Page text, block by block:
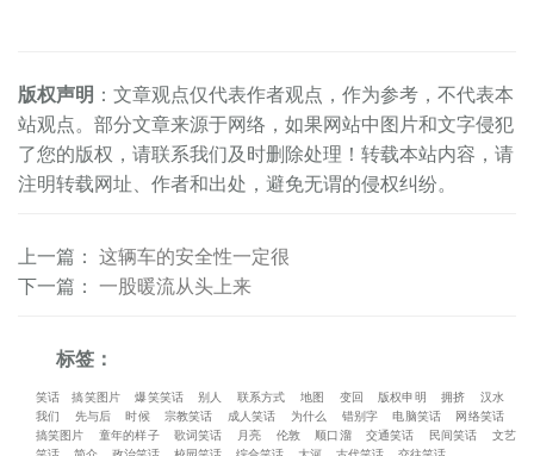
版权声明 ：文章观点仅代表作者观点，作为参考，不代表本
站观点。部分文章来源于网络，如果网站中图片和文字侵犯
了您的版权，请联系我们及时删除处理！转载本站内容，请
注明转载网址、作者和出处，避免无谓的侵权纠纷。
上一篇 ： 这辆车的安全性一定很
下一篇 ： 一股暖流从头上来
标签：
笑话 搞笑图片 爆笑笑话 别人 联系方式 地图 变回 版权申明 拥挤
汉水
我们
先与后 时候 宗教笑话 成人笑话 为什么 错别字 电脑笑话
网络笑话
搞笑图片
童年的样子 歌词笑话 月亮 伦敦 顺口溜 交通笑话 民间笑话
文艺